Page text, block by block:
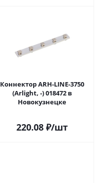
Коннектор ARH-LINE-3750
(Arlight, -) 018472 в
Новокузнецке
220.08 ₽/шт